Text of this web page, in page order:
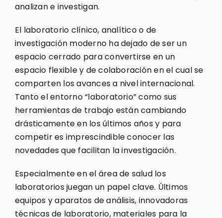
analizan e investigan.
El laboratorio clínico, analítico o de
investigación moderno ha dejado de ser un
espacio cerrado para convertirse en un
espacio flexible y de colaboración en el cual se
comparten los avances a nivel internacional.
Tanto el entorno “laboratorio” como sus
herramientas de trabajo están cambiando
drásticamente en los últimos años y para
competir es imprescindible conocer las
novedades que facilitan la investigación.
Especialmente en el área de salud los
laboratorios juegan un papel clave. Últimos
equipos y aparatos de análisis, innovadoras
técnicas de laboratorio, materiales para la